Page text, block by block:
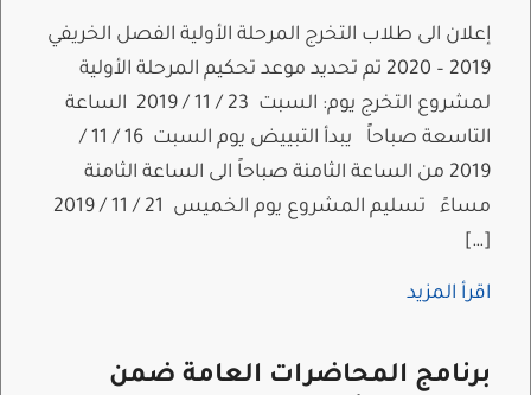
إعلان الى طلاب التخرج المرحلة الأولية الفصل الخريفي
2019 – 2020 تم تحديد موعد تحكيم المرحلة الأولية
لمشروع التخرج يوم: السبت 23 / 11 / 2019 الساعة
التاسعة صباحاً يبدأ التبييض يوم السبت 16 / 11 /
2019 من الساعة الثامنة صباحاً الى الساعة الثامنة
مساءً تسليم المشروع يوم الخميس 21 / 11 / 2019
[…]
اقرأ المزيد
برنامج المحاضرات العامة ضمن